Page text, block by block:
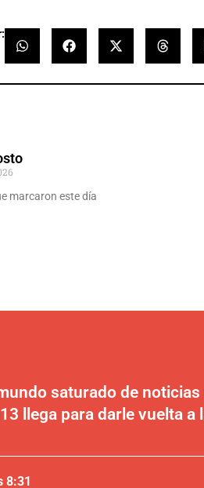
marcaron este día
saturado de
llega para darle vuelta a
8:31